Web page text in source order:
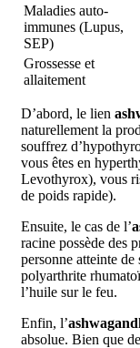
Maladies auto-
immunes (Lupus,
SEP)
Grossesse et
allaitement
D’abord, le lien
naturellement la
souffrez
vous êtes en
Levothyrox), vous
de poids rapide).
Ensuite, le cas de l’
racine possède des
personne atteinte
polyarthrite
l’huile sur le feu.
Enfin, l’
absolue. Bien que